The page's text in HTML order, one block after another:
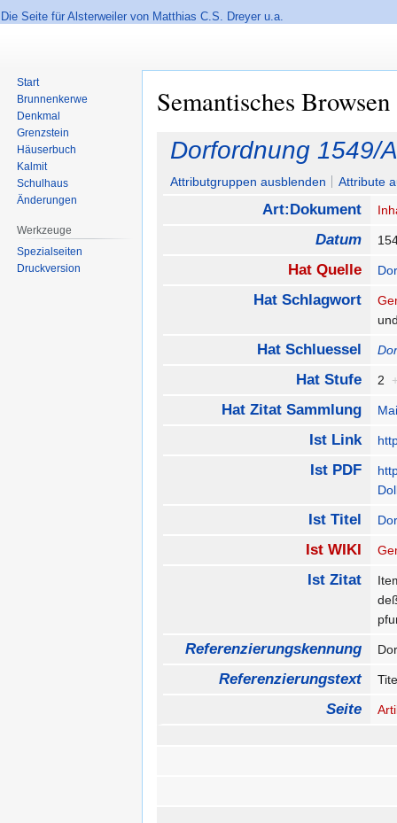
Die Seite für Alsterweiler von Matthias C.S. Dreyer u.a.
Semantisches Browsen
Zur
Navigation
springen
Zur
Suche
springen
Dorfordnung 1549/
Attributgruppen ausblenden Attribute
Art:Dokument
Datum
Hat Quelle
Hat Schlagwort
Hat Schluessel
Hat Stufe 2
Hat Zitat Sammlung
Ist Link
Ist PDF
Ist Titel
Ist WIKI
Ist Zitat
Referenzierungskennung
Referenzierungstext
Seite
Start
Brunnenkerwe
Denkmal
Grenzstein
Häuserbuch
Kalmit
Schulhaus
Änderungen
Werkzeuge
Spezialseiten
Druckversion